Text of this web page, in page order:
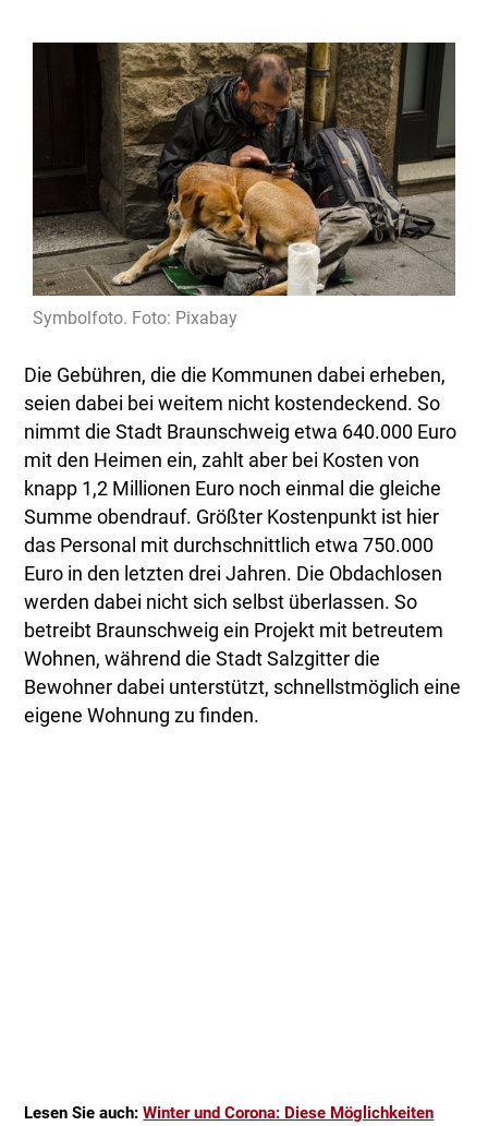
Symbolfoto. Foto: Pixabay
Die Gebühren, die die Kommunen dabei erheben,
seien dabei bei weitem nicht kostendeckend. So
nimmt die Stadt Braunschweig etwa 640.000 Euro
mit den Heimen ein, zahlt aber bei Kosten von
knapp 1,2 Millionen Euro noch einmal die gleiche
Summe obendrauf. Größter Kostenpunkt ist hier
das Personal mit durchschnittlich etwa 750.000
Euro in den letzten drei Jahren. Die Obdachlosen
werden dabei nicht sich selbst überlassen. So
betreibt Braunschweig ein Projekt mit betreutem
Wohnen, während die Stadt Salzgitter die
Bewohner dabei unterstützt, schnellstmöglich eine
eigene Wohnung zu finden.
Lesen Sie auch:Winter und Corona: Diese Möglichkeiten